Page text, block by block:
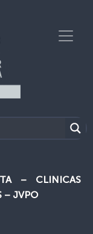
– CLINICAS
– JVPO